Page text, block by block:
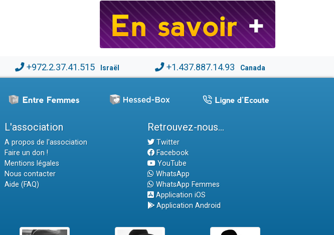
+972.2.37.41.515 Israël +1.437.887.14.93 Canada
L'association
A propos de l'association
Faire un don !
Mentions légales
Nous contacter
Aide (FAQ)
Retrouvez-nous...
Twitter
Facebook
YouTube
WhatsApp
WhatsApp Femmes
Application iOS
Application Android